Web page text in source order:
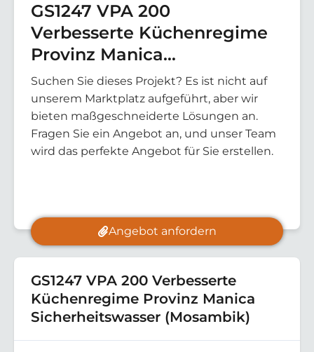
GS1247 VPA 200
Verbesserte Küchenregime
Provinz Manica
Sicherheitswasser
(Mosambik)
Suchen Sie dieses Projekt? Es ist nicht auf
unserem Marktplatz aufgeführt, aber wir
bieten maßgeschneiderte Lösungen an.
Fragen Sie ein Angebot an, und unser Team
wird das perfekte Angebot für Sie erstellen.
Angebot anfordern
GS1247 VPA 200 Verbesserte
Küchenregime Provinz Manica
Sicherheitswasser (Mosambik)